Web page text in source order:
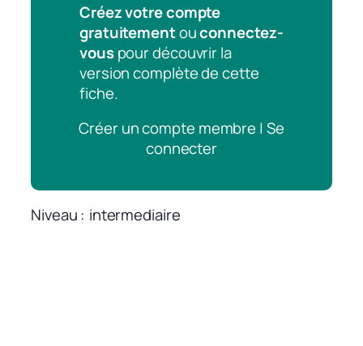
Créez votre compte
gratuitementouconnectez-
vouspour découvrir la
version complète de cette
fiche.
Créer un compte membre | Se
connecter
Niveau intermediaire